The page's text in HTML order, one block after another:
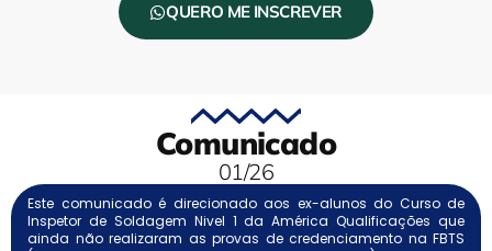
QUERO ME INSCREVER
Comunicado
01/26
Este comunicado é direcionado aos ex-alunos do Curso de
Inspetor de Soldagem Nivel 1 da América Qualificações que
ainda não realizaram as provas de credenciamento na FBTS